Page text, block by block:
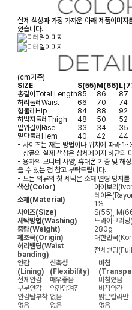
실제 색상과 가장 가까운 아래 제품이미
있습니다.
(cm기준)
SIZE
S(55)M(66)
총길이Total Length85 86
87
허리둘레Waist 66 70
74
힙둘레Hip 84 88
92
허벅지둘레Thigh 48 50
52
밑위길이Rise 33 34
35
밑단둘레Hem 40 42
44
- 사이즈는 재는 방법이나 위치에 따라
- 상품의 실제 색상은 상세페이지 하단의
- 용자의 모니터 사양, 휴대폰 기종 및 해
을 수 있는 점 참고 부탁드립니다.
- 모든 의류의 첫 세탁은 소재 변형 방지
색상(Color)
아이보리
소재(Material)
레이온
1%
사이즈(Size)
S(55),
세탁방법(Washing)
드라이크리
중량(Weight)
280g
제조국(Origin)
대한민국
허리밴딩(Waist
banding)
전체밴딩
안감
(Lining)
신축성
(Flexibility)
비침
전체안감
매우좋음 비침있음
부분안감
약간당겨짐 비침약간
안감탈부착 없음 밝은칼라만
없음
없음 없음